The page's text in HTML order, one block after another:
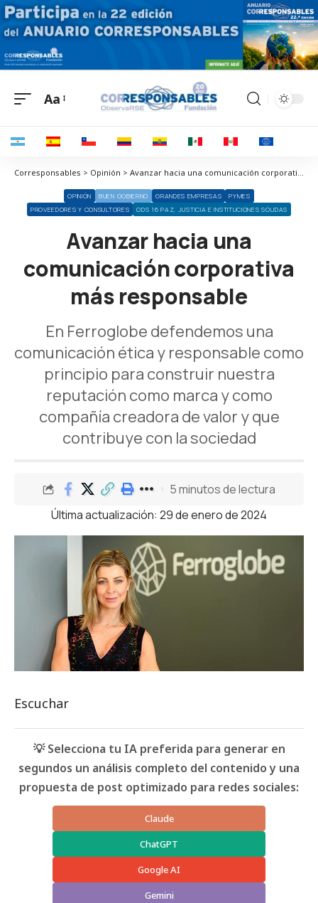
Aa
Corresponsables > Opinión > Avanzar hacia una comunicación corporativa más responsable
OPINIÓN BUEN GOBIERNO GRANDES EMPRESAS
PYMES
PROVEEDORES Y CONSULTORES
ODS 16 PAZ, JUSTICIA E INSTITUCIONES SÓLIDAS
Avanzar hacia una
comunicación corporativa
más responsable
En Ferroglobe defendemos una
comunicación ética y responsable como
principio para construir nuestra
reputación como marca y como
compañía creadora de valor y que
contribuye con la sociedad
Última actualización: 29 de enero de 2024
5 minutos de lectura
Escuchar
💡 Selecciona tu IA preferida para generar en
segundos un análisis completo del contenido y una
propuesta de post optimizado para redes sociales:
Claude
ChatGPT
Google AI
Gemini